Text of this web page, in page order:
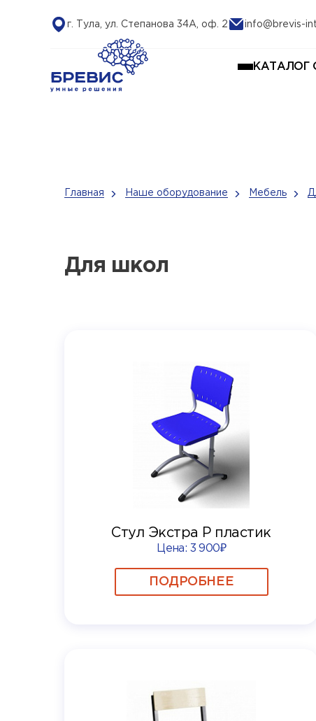
г. Тула, ул. Степанова 34А, оф. 2 info@brevis-
КАТАЛОГ
Главная Наше оборудование Мебель
Для школ
Стул Экстра Р пластик
Цена: 3 900₽
ПОДРОБНЕЕ